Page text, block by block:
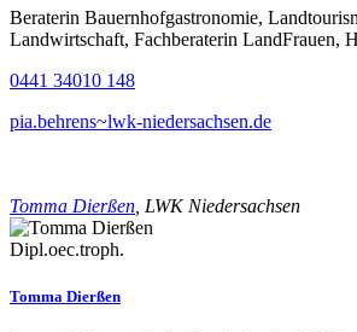
Beraterin Bauernhofgastronomie,
Landwirtschaft, Fachberaterin LandFrauen,
0441 34010 148
pia.behrens~lwk-niedersachsen.de
Tomma Dierßen , LWK Niedersachsen
Dipl.oec.troph.
Tomma Dierßen